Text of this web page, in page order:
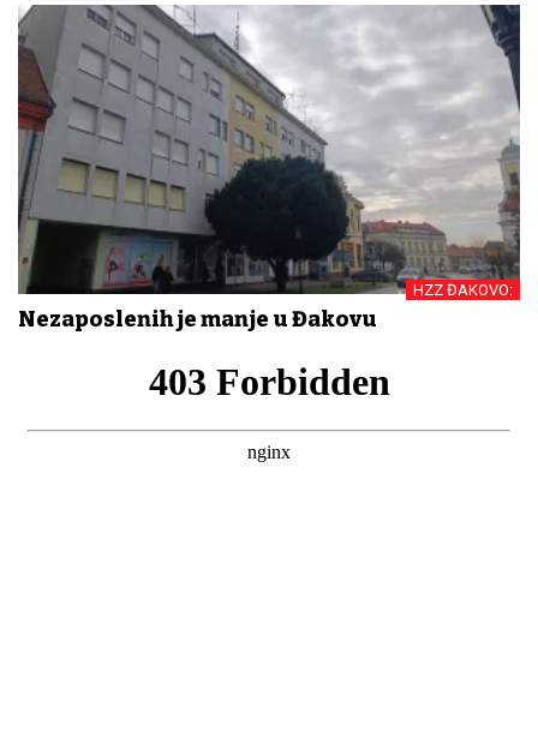
HZZ ĐAKOVO:
Nezaposlenih je manje u Đakovu